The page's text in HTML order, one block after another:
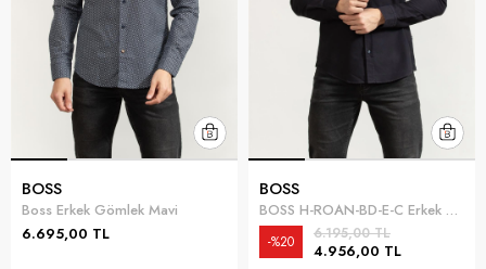
BOSS
Boss Erkek Gömlek Mavi
6.695,00 TL
BOSS
BOSS H-ROAN-BD-E-C Erkek Gömlek Mavi
4.956,00 TL
6.195,00 TL
%20